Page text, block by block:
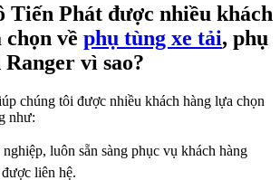
Tiến Phát được nhiều khách
về phụ tùng xe tải, phụ
vì sao?
chúng tôi được nhiều khách hàng lựa chọn
như:
luôn sẵn sàng phục vụ khách hàng
liên hệ.